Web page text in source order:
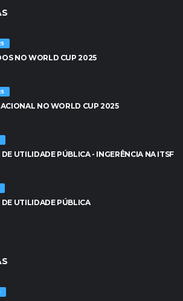
NO WORLD CUP 2025
NO WORLD CUP 2025
UTILIDADE PÚBLICA - INGERÊNCIA NA ITSF
UTILIDADE PÚBLICA